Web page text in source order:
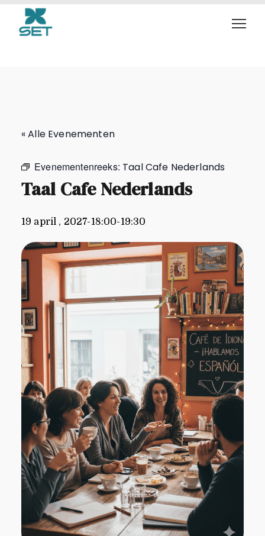
Taal Cafe Nederlands
« Alle Evenementen
Evenementenreeks: Taal Cafe Nederlands
Taal Cafe Nederlands
19 april , 2027-18:00-19:30